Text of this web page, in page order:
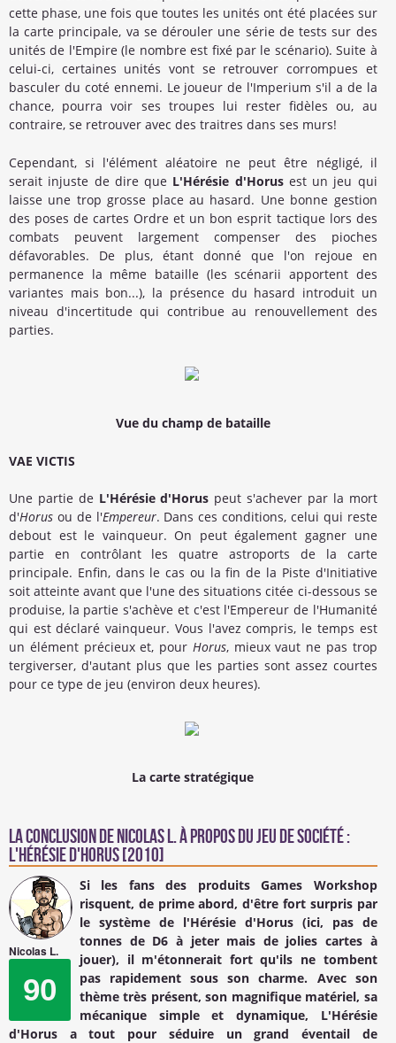
cette phase, une fois que toutes les unités ont été placées sur
la carte principale, va se dérouler une série de tests sur des
unités de l'Empire (le nombre est fixé par le scénario). Suite à
celui-ci, certaines unités vont se retrouver corrompues et
basculer du coté ennemi. Le joueur de l'Imperium s'il a de la
chance, pourra voir ses troupes lui rester fidèles ou, au
contraire, se retrouver avec des traitres dans ses murs!
Cependant, si l'élément aléatoire ne peut être négligé, il
serait injuste de dire que L'Hérésie d'Horus est un jeu qui
laisse une trop grosse place au hasard. Une bonne gestion
des poses de cartes Ordre et un bon esprit tactique lors des
combats peuvent largement compenser des pioches
défavorables. De plus, étant donné que l'on rejoue en
permanence la même bataille (les scénarii apportent des
variantes mais bon...), la présence du hasard introduit un
niveau d'incertitude qui contribue au renouvellement des
parties.
Vue du champ de bataille
VAE VICTIS
Une partie de L'Hérésie d'Horus peut s'achever par la mort
d'Horus ou de l'Empereur. Dans ces conditions, celui qui reste
debout est le vainqueur. On peut également gagner une
partie en contrôlant les quatre astroports de la carte
principale. Enfin, dans le cas ou la fin de la Piste d'Initiative
soit atteinte avant que l'une des situations citée ci-dessous se
produise, la partie s'achève et c'est l'Empereur de l'Humanité
qui est déclaré vainqueur. Vous l'avez compris, le temps est
un élément précieux et, pour Horus, mieux vaut ne pas trop
tergiverser, d'autant plus que les parties sont assez courtes
pour ce type de jeu (environ deux heures).
La carte stratégique
La conclusion deNicolas L.à propos du Jeu de société :
L'hérésie d'Horus [2010]
Nicolas L.
90
Si les fans des produits Games Workshop
risquent, de prime abord, d'être fort surpris par
le système de l'Hérésie d'Horus (ici, pas de
tonnes de D6 à jeter mais de jolies cartes à
jouer), il m'étonnerait fort qu'ils ne tombent
pas rapidement sous son charme. Avec son
thème très présent, son magnifique matériel, sa
mécanique simple et dynamique, L'Hérésie
d'Horus a tout pour séduire un grand éventail de